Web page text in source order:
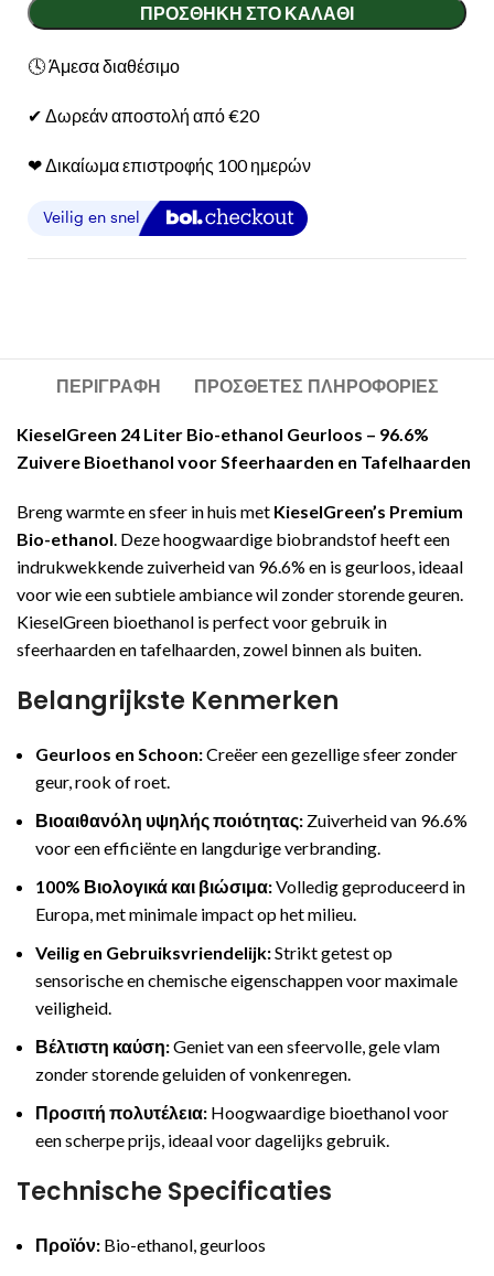
ΠΡΟΣΘΉΚΗ ΣΤΟ ΚΑΛΆΘΙ
🕓 Άμεσα διαθέσιμο
✔ Δωρεάν αποστολή από €20
❤︎ Δικαίωμα επιστροφής 100 ημερών
ΠΕΡΙΓΡΑΦΉ ΠΡΌΣΘΕΤΕΣ ΠΛΗΡΟΦΟΡΊΕΣ
KieselGreen 24 Liter Bio-ethanol Geurloos – 96.6%
Zuivere Bioethanol voor Sfeerhaarden en Tafelhaarden
Breng warmte en sfeer in huis met KieselGreen’s Premium
Bio-ethanol . Deze hoogwaardige biobrandstof heeft een
indrukwekkende zuiverheid van 96.6% en is geurloos, ideaal
voor wie een subtiele ambiance wil zonder storende geuren.
KieselGreen bioethanol is perfect voor gebruik in
sfeerhaarden en tafelhaarden, zowel binnen als buiten.
Belangrijkste Kenmerken
Geurloos en Schoon:Creëer een gezellige sfeer zonder
geur, rook of roet.
Βιοαιθανόλη υψηλής ποιότητας: Zuiverheid van 96.6%
voor een efficiënte en langdurige verbranding.
100% Βιολογικά και βιώσιμα:Volledig geproduceerd in
Europa, met minimale impact op het milieu.
Veilig en Gebruiksvriendelijk:Strikt getest op
sensorische en chemische eigenschappen voor maximale
veiligheid.
Βέλτιστη καύση:Geniet van een sfeervolle, gele vlam
zonder storende geluiden of vonkenregen.
Προσιτή πολυτέλεια: Hoogwaardige bioethanol voor
een scherpe prijs, ideaal voor dagelijks gebruik.
Technische Specificaties
Προϊόν: Bio-ethanol, geurloos